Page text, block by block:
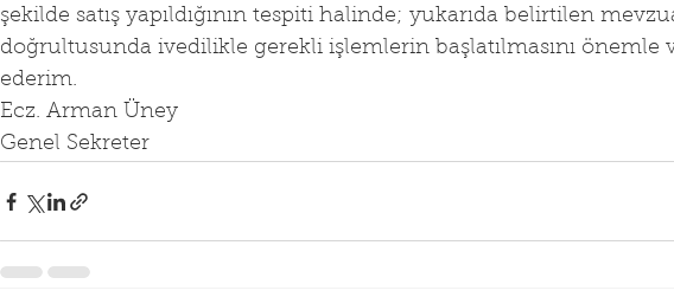
şekilde satış yapıldığının tespiti halinde; yukarıda belirtilen
doğrultusunda ivedilikle gerekli işlemlerin başlatılmasını önemle
ederim.
Ecz. Arman Üney
Genel Sekreter